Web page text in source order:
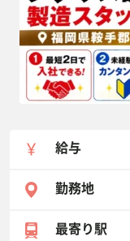
給与
勤務地
最寄り駅